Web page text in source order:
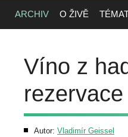
ARCHIV O ŽIVĚ
Víno z
Autor: Vladimír Geissel